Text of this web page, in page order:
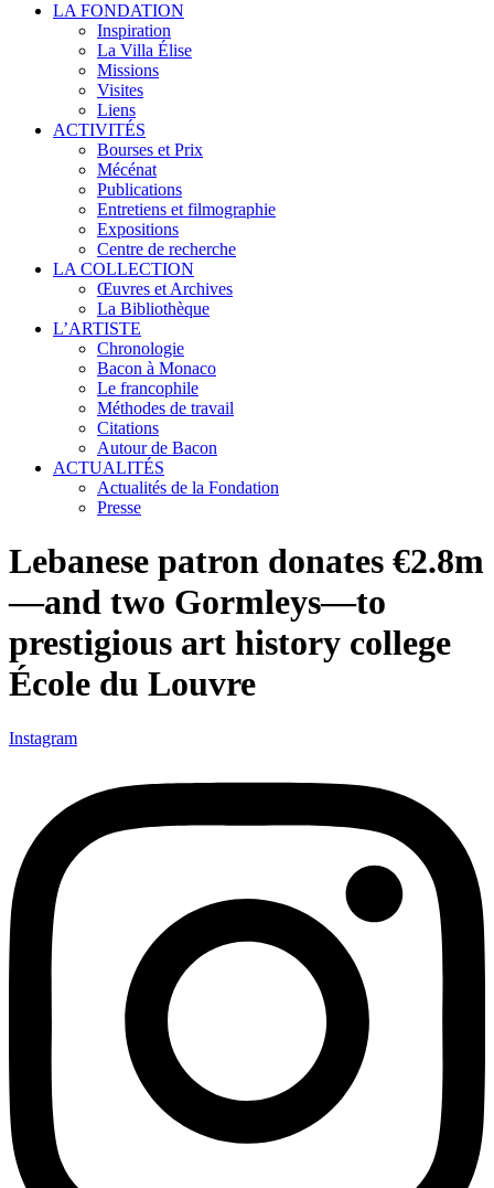
LA FONDATION
Inspiration
La Villa Élise
Missions
Visites
Liens
ACTIVITÉS
Bourses et Prix
Mécénat
Publications
Entretiens et filmographie
Expositions
Centre de recherche
LA COLLECTION
Œuvres et Archives
La Bibliothèque
L’ARTISTE
Chronologie
Bacon à Monaco
Le francophile
Méthodes de travail
Citations
Autour de Bacon
ACTUALITÉS
Actualités de la Fondation
Presse
Lebanese patron donates €2.8m
—and two Gormleys—to
prestigious art history college
École du Louvre
Instagram